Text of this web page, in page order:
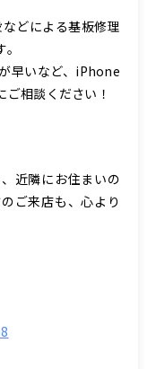
どによる基板修理
早いなど、iPhone
相談ください！
近隣にお住まいの
ご来店も、心より